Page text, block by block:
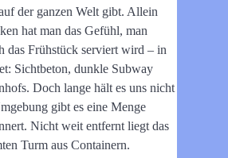
der ganzen Welt gibt. Allein
hat man das Gefühl, man
das Frühstück serviert wird – in
Sichtbeton, dunkle Subway
Doch lange hält es uns nicht
gibt es eine Menge
Nicht weit entfernt liegt das
Turm aus Containern.